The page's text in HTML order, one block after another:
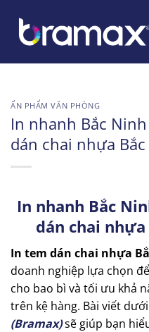
dung
ẤN PHẨM VĂN PHÒNG
In nhanh Bắc
dán chai nhựa
In nhanh Bắc
dán chai
In tem dán chai nhựa
doanh nghiệp lựa chọn
cho bao bì và tối ưu khả
trên kệ hàng. Bài viết
(Bramax)sẽ giúp bạn